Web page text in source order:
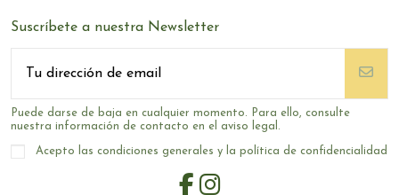
Suscríbete a nuestra Newsletter
Puede darse de baja en cualquier momento. Para ello, consulte
nuestra información de contacto en el aviso legal.
Acepto las condiciones generales y la política de confidencialidad